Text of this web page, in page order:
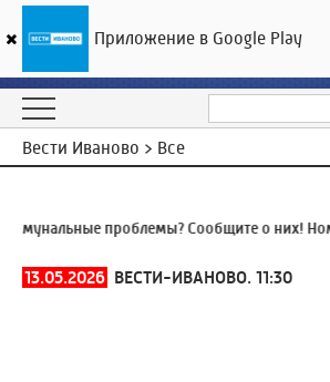
ГТРК
Вести Иваново > Все
проблемы? Сообщите о них!
13.05.2026 ВЕСТИ-ИВАНОВО. 11:30
Приложение в Google Play